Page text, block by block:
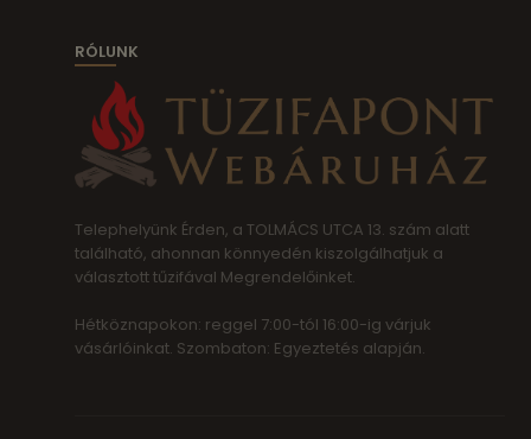
RÓLUNK
Telephelyünk Érden, a TOLMÁCS UTCA 13. szám alatt
található, ahonnan könnyedén kiszolgálhatjuk a
választott tűzifával Megrendelőinket.
Hétköznapokon: reggel 7:00-tól 16:00-ig várjuk
vásárlóinkat. Szombaton: Egyeztetés alapján.